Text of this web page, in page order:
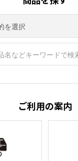
ご利用の案内